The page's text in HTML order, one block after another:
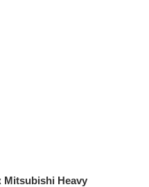
Mitsubishi Heavy